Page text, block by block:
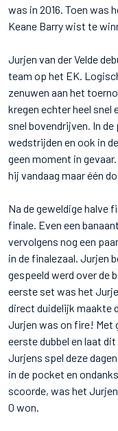
was in 2016. Toen was
Keane Barry wist te
Jurjen van der Velde
team op het EK.
zenuwen aan het
kregen echter heel
snel bovendrijven. In
wedstrijden en ook in
geen moment in
hij vandaag maar één
Na de geweldige halve
finale. Even een
vervolgens nog een
in de finalezaal. Jurjen
gespeeld werd over de
eerste set was het
direct duidelijk maakte
Jurjen was on fire! Met
eerste dubbel en laat
Jurjens spel deze
in de pocket en
scoorde, was het
0 won.